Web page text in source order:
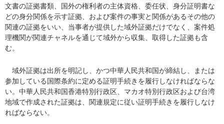
文書の証拠書類、国外の権利者の主体資格、委任状、身分証明書な
どの身分関係を示す証拠、および案件の事実と関係があるその他の
関連の証拠をいい、当事者が提供した域外証拠だけでなく、案件処
理機関が関連チャネルを通じて域外から収集、取得した証拠も含
む。
域外証拠は出所を明記し、かつ中華人民共和国が締結し、または
参加している国際条約に定める証明手続きを履行しなければならな
い。中華人民共和国香港特別行政区、マカオ特別行政区および台湾
地域で作成された証拠は、関連規定に従い証明手続きを履行しなけ
ればならない。